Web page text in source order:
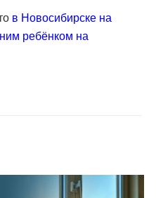
в Новосибирске на
ребёнком на